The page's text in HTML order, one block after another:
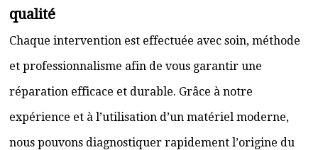
qualité
Chaque intervention est effectuée avec soin, méthode
et professionnalisme afin de vous garantir une
réparation efficace et durable. Grâce à notre
expérience et à l’utilisation d’un matériel moderne,
nous pouvons diagnostiquer rapidement l’origine du